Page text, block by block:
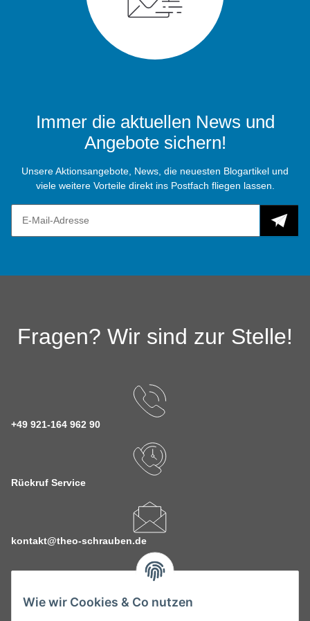
Wie wir Cookies & Co nutzen
Immer die aktuellen News und
Angebote sichern!
Unsere Aktionsangebote, News, die neuesten Blogartikel und
viele weitere Vorteile direkt ins Postfach fliegen lassen.
Fragen? Wir sind zur Stelle!
+49 921-164 962 90
Rückruf Service
kontakt@theo-schrauben.de